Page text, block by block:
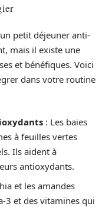
petit déjeuner anti-
mais il existe une
et bénéfiques. Voici
dans votre routine
: Les baies
à feuilles vertes
Ils aident à
antioxydants.
et les amandes
3 et des vitamines qui